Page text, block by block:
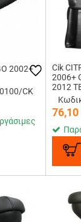
2002+
CK
Cik
2006+
2012
76,10